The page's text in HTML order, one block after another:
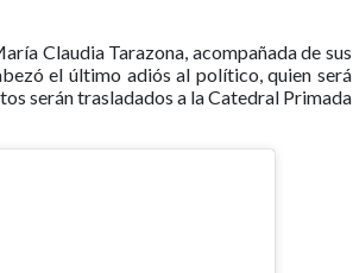
Claudia Tarazona, acompañada de sus
el último adiós al político, quien será
serán trasladados a la Catedral Primada